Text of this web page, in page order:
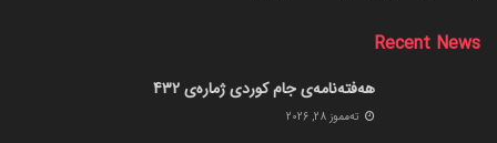
Recent News
هەفتەنامەی جام کوردی ژمارەی 432
ته‌مموز 28, 2026